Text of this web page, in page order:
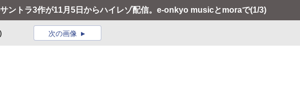
ントラ3作が11月5日からハイレゾ配信。e-onkyo musicとmoraで(1/3)
次の画像